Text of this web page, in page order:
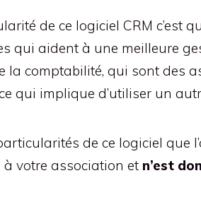
de ce logiciel CRM c’est
qui aident à une meilleure
la comptabilité, qui sont des
qui implique d’utiliser un
de ce logiciel que
à votre association et n’est